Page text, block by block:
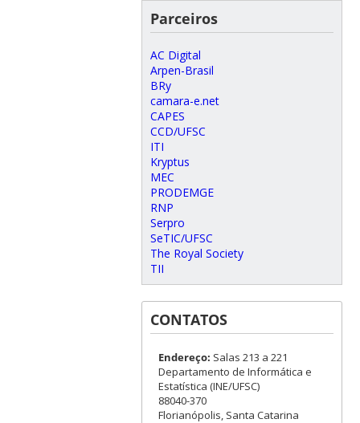
Parceiros
AC Digital
Arpen-Brasil
BRy
camara-e.net
CAPES
CCD/UFSC
ITI
Kryptus
MEC
PRODEMGE
RNP
Serpro
SeTIC/UFSC
The Royal Society
TII
CONTATOS
Endereço: Salas 213 a 221
Departamento de Informática e
Estatística (INE/UFSC)
88040-370
Florianópolis, Santa Catarina